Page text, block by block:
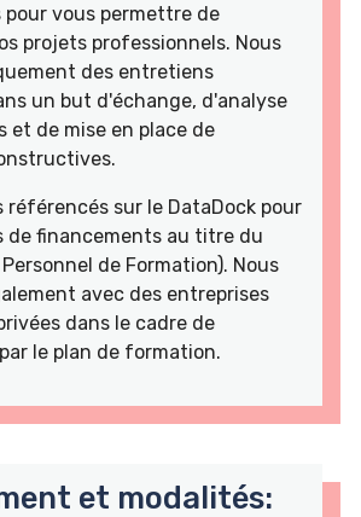
pour vous permettre de
projets professionnels. Nous
des entretiens
un but d'échange, d'analyse
et de mise en place de
référencés sur le DataDock pour
de financements au titre du
de Formation). Nous
avec des entreprises
dans le cadre de
le plan de formation.
et modalités: